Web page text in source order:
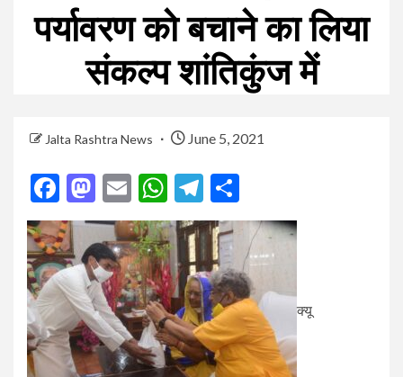
पर्यावरण को बचाने का लिया
संकल्प शांतिकुंज में
Jalta Rashtra News June 5, 2021
Facebook
Mastodon
EmailWhatsApp
Telegram
क्यू